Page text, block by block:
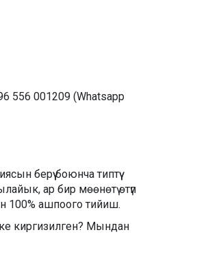
556 001209 (Whatsapp
берүү боюнча типтүү
ар бир мөөнөтү өтүп
100% ашпоого тийиш.
киргизилген? Мындан